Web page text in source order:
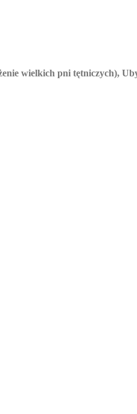
wielkich pni tętniczych),